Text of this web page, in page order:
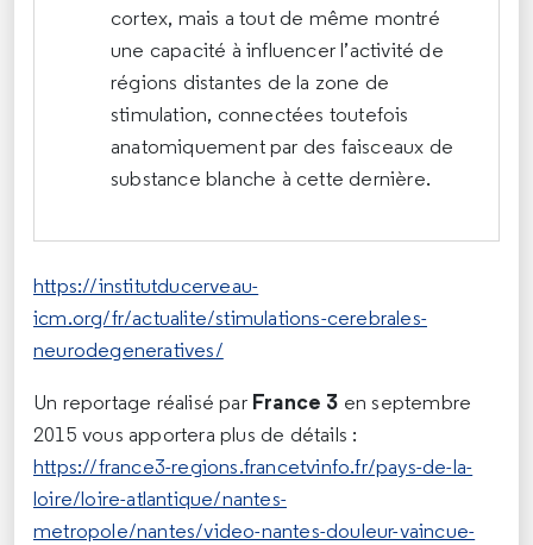
cortex, mais a tout de même montré
une capacité à influencer l’activité de
régions distantes de la zone de
stimulation, connectées toutefois
anatomiquement par des faisceaux de
substance blanche à cette dernière.
https://institutducerveau-
icm.org/fr/actualite/stimulations-cerebrales-
neurodegeneratives/
Un reportage réalisé par France 3 en septembre
2015 vous apportera plus de détails :
https://france3-regions.francetvinfo.fr/pays-de-la-
loire/loire-atlantique/nantes-
metropole/nantes/video-nantes-douleur-vaincue-